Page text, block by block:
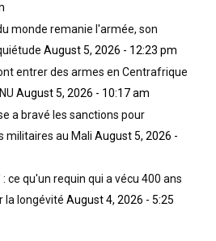
monde remanie l'armée, son
August 5, 2026 - 12:23 pm
entrer des armes en Centrafrique
August 5, 2026 - 10:17 am
a bravé les sanctions pour
militaires au Mali August 5, 2026 -
ce qu'un requin qui a vécu 400 ans
la longévité August 4, 2026 - 5:25